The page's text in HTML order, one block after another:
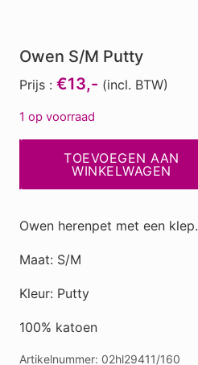
Owen S/M Putty
Prijs : €13,- (incl. BTW)
1 op voorraad
Putty
TOEVOEGEN AAN
WINKELWAGEN
Owen herenpet met een klep.
Maat: S/M
Kleur: Putty
100% katoen
Artikelnummer: 02hl29411/160